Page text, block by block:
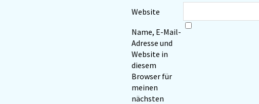
Website
Name, E-Mail-
Adresse und
Website in
diesem
Browser für
meinen
nächsten